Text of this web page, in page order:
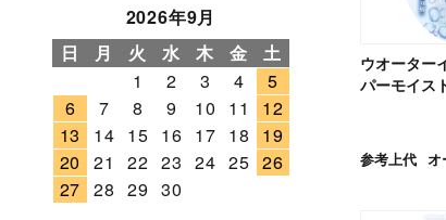
ウオーター
パーモイス
参考上代 オ
2026年9月
日
月 火 水 木 金
土
1
2 3 4
5
6
7 8 9 10 11
12
13
14 15 16 17 18
19
20
21 22 23 24 25 26
27 28 29 30